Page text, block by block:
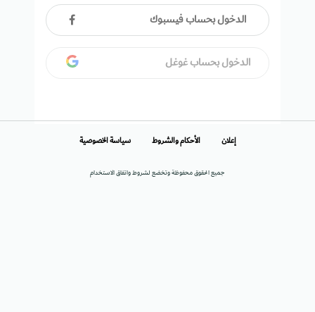
الدخول بحساب فيسبوك
الدخول بحساب غوغل
جميع الحقوق محفوظة وتخضع لشروط واتفاق الاستخدام
إعلان الأحكام والشروط سياسة الخصوصية